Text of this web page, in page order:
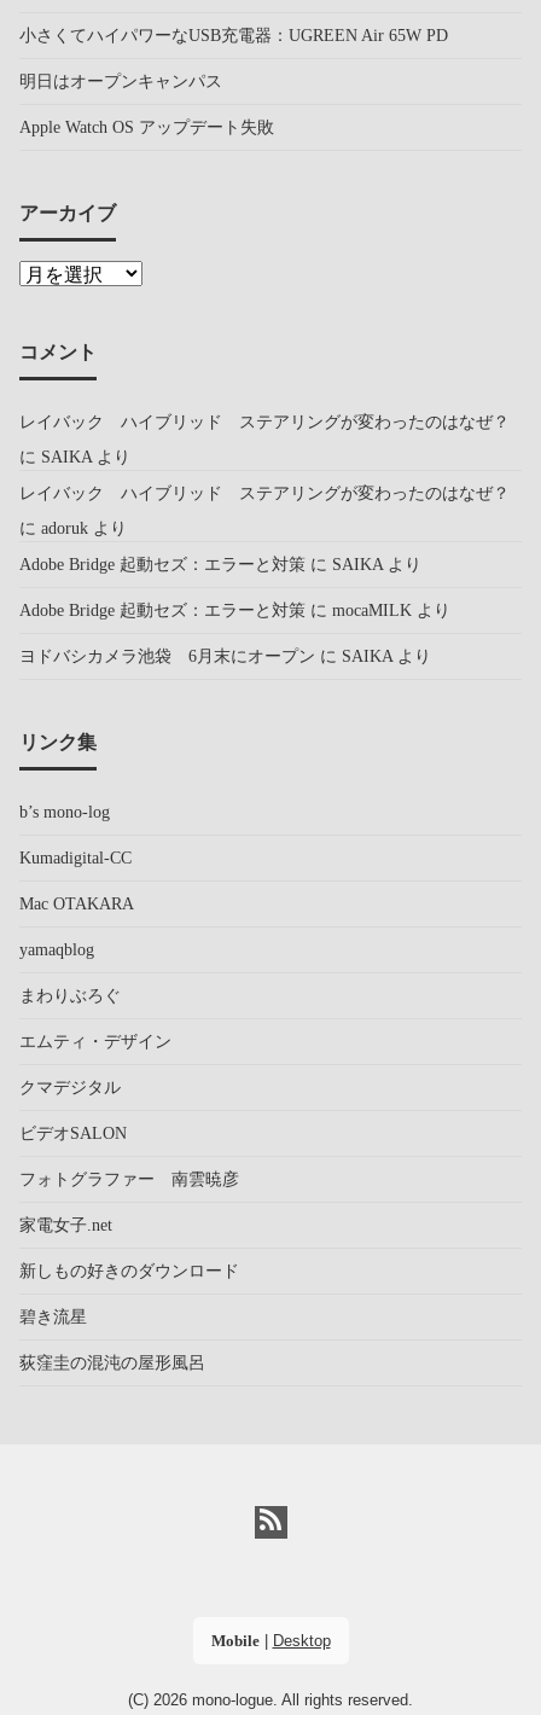
小さくてハイパワーなUSB充電器：UGREEN Air 65W PD
明日はオープンキャンパス
Apple Watch OS アップデート失敗
アーカイブ
コメント
レイバック ハイブリッド ステアリングが変わったのはなぜ？
に SAIKA より
レイバック ハイブリッド ステアリングが変わったのはなぜ？
に adoruk より
Adobe Bridge 起動セズ：エラーと対策 に SAIKA より
Adobe Bridge 起動セズ：エラーと対策 に mocaMILK より
ヨドバシカメラ池袋 6月末にオープン に SAIKA より
リンク集
b’s mono-log
Kumadigital-CC
Mac OTAKARA
yamaqblog
まわりぶろぐ
エムティ・デザイン
クマデジタル
ビデオSALON
フォトグラファー 南雲暁彦
家電女子.net
新しもの好きのダウンロード
碧き流星
荻窪圭の混沌の屋形風呂
Mobile| Desktop
(C) 2026 mono-logue. All rights reserved.